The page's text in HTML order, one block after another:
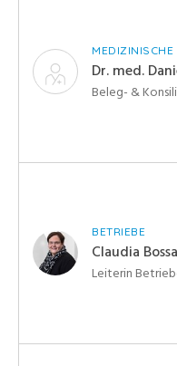
MEDIZINISCHE
Dr. med.
Beleg- &
BETRIEBE
Claudia
Leiterin